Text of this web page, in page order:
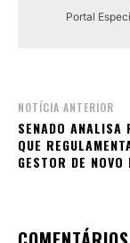
Portal
NOTÍCIA ANTERIOR
SENADO ANALISA
QUE
GESTOR DE